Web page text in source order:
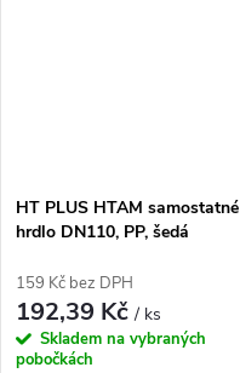
HT PLUS HTAM samostatné
hrdlo DN110, PP, šedá
159 Kč bez DPH
192,39 Kč/ ks
Skladem na vybraných
pobočkách